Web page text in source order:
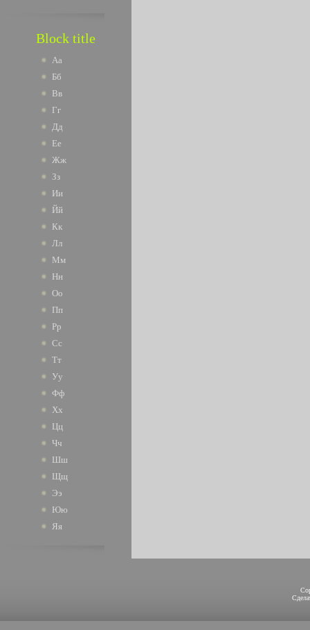
Block title
Аа
Бб
Вв
Гг
Дд
Ее
Жж
Зз
Ии
Йй
Кк
Лл
Мм
Нн
Оо
Пп
Рр
Сс
Тт
Уу
Фф
Хх
Цц
Чч
Шш
Щщ
Ээ
Юю
Яя